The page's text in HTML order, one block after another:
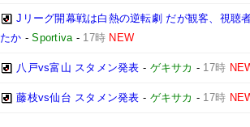
Jリーグ開幕戦は白熱の逆転劇 だが観客、視聴
たか -Sportiva- 17時 NEW
八戸vs富山 スタメン発表 - ゲキサカ - 17時
藤枝vs仙台 スタメン発表 - ゲキサカ - 17時